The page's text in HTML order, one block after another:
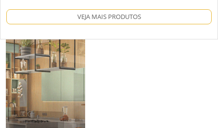
VEJA MAIS PRODUTOS